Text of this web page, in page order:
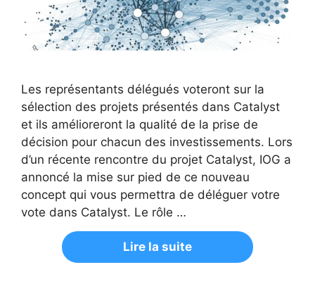
Les représentants délégués voteront sur la
sélection des projets présentés dans Catalyst
et ils amélioreront la qualité de la prise de
décision pour chacun des investissements. Lors
d’un récente rencontre du projet Catalyst, IOG a
annoncé la mise sur pied de ce nouveau
concept qui vous permettra de déléguer votre
vote dans Catalyst. Le rôle …
Lire la suite